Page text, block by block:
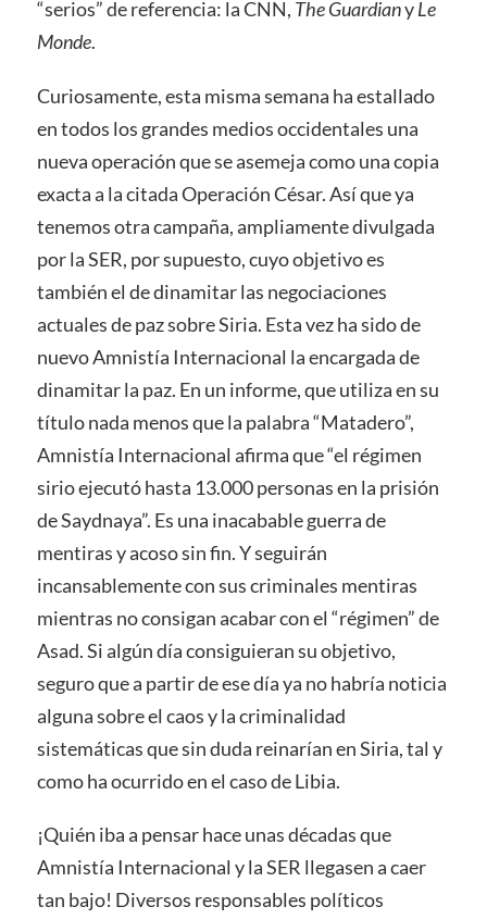
“serios” de referencia: la CNN, The GuardianyLe
Monde.
Curiosamente, esta misma semana ha estallado
en todos los grandes medios occidentales una
nueva operación que se asemeja como una copia
exacta a la citada Operación César. Así que ya
tenemos otra campaña, ampliamente divulgada
por la SER, por supuesto, cuyo objetivo es
también el de dinamitar las negociaciones
actuales de paz sobre Siria. Esta vez ha sido de
nuevo Amnistía Internacional la encargada de
dinamitar la paz. En un informe, que utiliza en su
título nada menos que la palabra “Matadero”,
Amnistía Internacional afirma que “el régimen
sirio ejecutó hasta 13.000 personas en la prisión
de Saydnaya”. Es una inacabable guerra de
mentiras y acoso sin fin. Y seguirán
incansablemente con sus criminales mentiras
mientras no consigan acabar con el “régimen” de
Asad. Si algún día consiguieran su objetivo,
seguro que a partir de ese día ya no habría noticia
alguna sobre el caos y la criminalidad
sistemáticas que sin duda reinarían en Siria, tal y
como ha ocurrido en el caso de Libia.
¡Quién iba a pensar hace unas décadas que
Amnistía Internacional y la SER llegasen a caer
tan bajo! Diversos responsables políticos